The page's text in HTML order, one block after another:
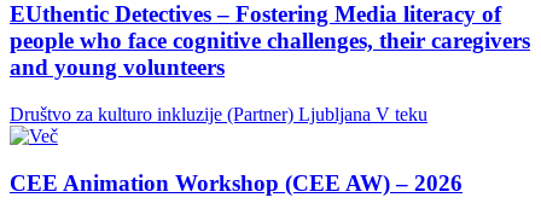
EUthentic Detectives – Fostering Media literacy of
people who face cognitive challenges, their caregivers
and young volunteers
Društvo za kulturo inkluzije (Partner) Ljubljana V teku
CEE Animation Workshop (CEE AW) – 2026